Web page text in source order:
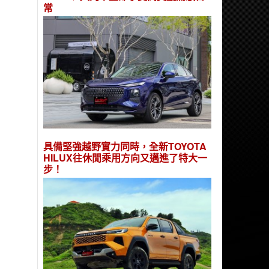
常
具備堅強越野實力同時，全新TOYOTA
HILUX往休閒乘用方向又邁進了特大一
步！